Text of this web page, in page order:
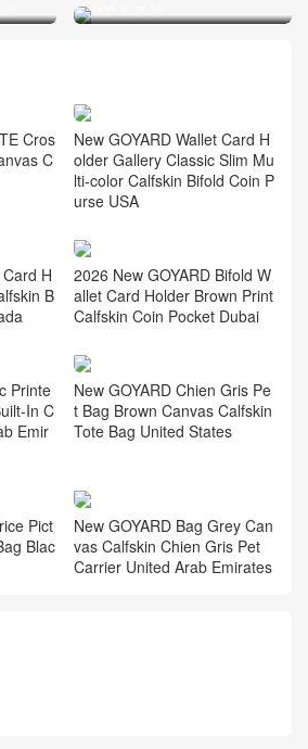
Cros
C
New GOYARD Wallet Card H
older Gallery Classic Slim Mu
lti-color Calfskin Bifold Coin P
urse USA
H
B
2026 New GOYARD Bifold W
allet Card Holder Brown Print
Calfskin Coin Pocket Dubai
Printe
In C
Emir
New GOYARD Chien Gris Pe
t Bag Brown Canvas Calfskin
Tote Bag United States
Pict
Blac
New GOYARD Bag Grey Can
vas Calfskin Chien Gris Pet
Carrier United Arab Emirates